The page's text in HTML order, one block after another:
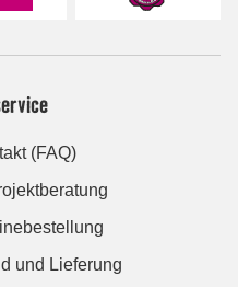
(FAQ)
und Lieferung